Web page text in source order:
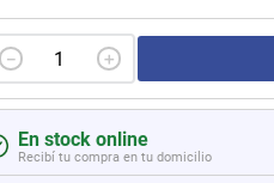
＋
－
En stock online
Recibí tu compra en tu domicilio